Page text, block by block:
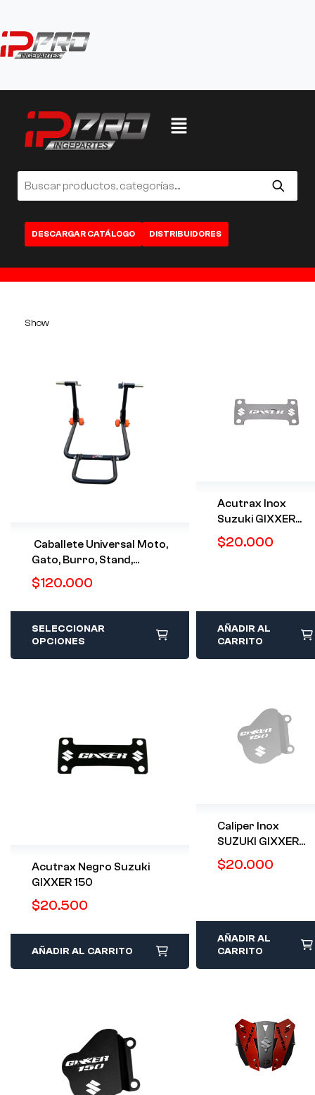
DESCARGAR CATÁLOGO DISTRIBUIDORES
Show
Caballete Universal Moto,
Gato, Burro, Stand,
Soporte Moto
$120.000
SELECCIONAR
OPCIONES
Acutrax Inox
Suzuki GIXXER
150
$20.000
AÑADIR AL
CARRITO
Acutrax Negro Suzuki
GIXXER 150
$20.500
AÑADIR AL CARRITO
Caliper Inox
SUZUKI GIXXER
150
$20.000
AÑADIR AL
CARRITO